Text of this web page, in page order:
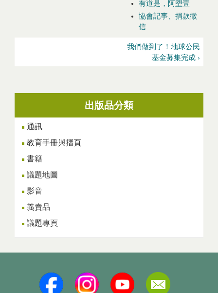
有道是，阿塱壹
協會記事、捐款徵
信
我們做到了！地球公民
基金募集完成 ›
出版品分類
通訊
教育手冊與摺頁
書籍
議題地圖
影音
義賣品
議題專頁